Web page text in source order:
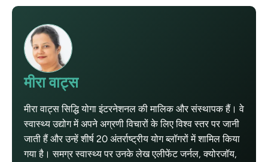
मीरा वाट्स
मीरा वाट्स सिद्धि योगा इंटरनेशनल की मालिक और संस्थापक हैं। वे
स्वास्थ्य उद्योग में अपने अग्रणी विचारों के लिए विश्व स्तर पर जानी
जाती हैं और उन्हें शीर्ष 20 अंतर्राष्ट्रीय योग ब्लॉगरों में शामिल किया
गया है। समग्र स्वास्थ्य पर उनके लेख एलीफेंट जर्नल, क्योरजॉय,